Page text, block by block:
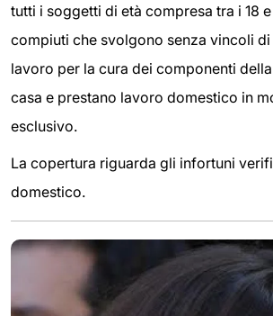
tutti i soggetti di età compresa tra i 18
compiuti che svolgono senza vincoli
lavoro per la cura dei componenti
casa e prestano lavoro domestico in
esclusivo.
La copertura riguarda gli infortuni
domestico.